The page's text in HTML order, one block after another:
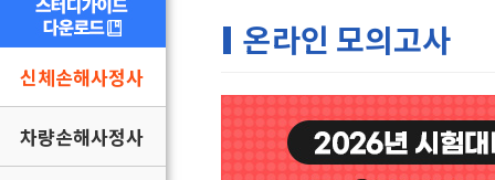
신체손해사정사
차량손해사정사
온라인 모의고사